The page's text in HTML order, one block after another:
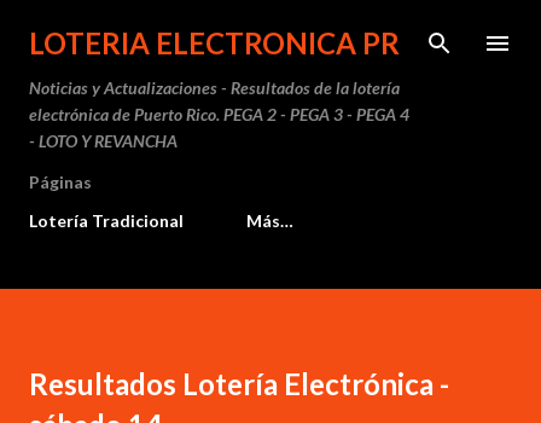
Ir al contenido principal
LOTERIA ELECTRONICA PR
Noticias y Actualizaciones - Resultados de la lotería
electrónica de Puerto Rico. PEGA 2 - PEGA 3 - PEGA 4
- LOTO Y REVANCHA
Páginas
Lotería Tradicional
Más…
Resultados Lotería Electrónica -